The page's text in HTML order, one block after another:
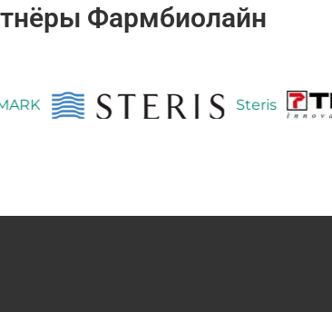
Фармбиолайн
Steris